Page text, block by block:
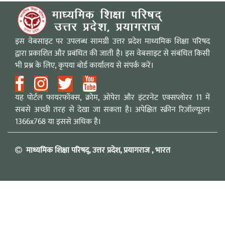
इस वेबसाइट पर उपलब्ध सामग्री उत्तर प्रदेश माध्यमिक शिक्षा परिषद
द्वारा प्रकाशित और प्रबंधित की जाती है। इस वेबसाइट से संबंधित किसी
भी प्रश्न के लिए, कृपया बोर्ड कार्यालय से संपर्क करें।
यह पोर्टल फायरफॉक्स, क्रोम, ओपेरा और इंटरनेट एक्सप्लोरर 11 में
सबसे अच्छी तरह से देखा जा सकता है। अपेक्षित स्क्रीन रिज़ॉल्यूशन
1366x768 या इससे अधिक है।
माध्यमिक शिक्षा परिषद्, उत्तर प्रदेश, प्रयागराज , भारत